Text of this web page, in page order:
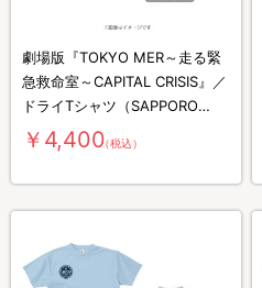
劇場版『TOKYO MER～走る緊
急救命室～CAPITAL CRISIS』／
ドライTシャツ（SAPPORO
MER）
￥4,400（税込）